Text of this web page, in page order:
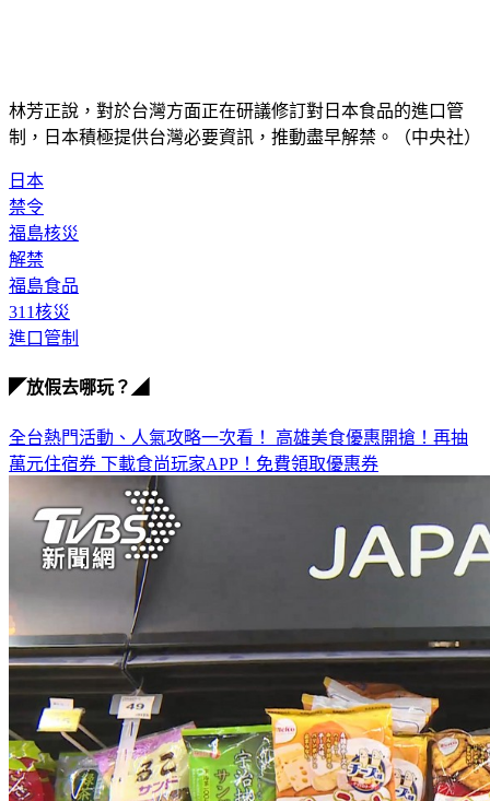
林芳正說，對於台灣方面正在研議修訂對日本食品的進口管
制，日本積極提供台灣必要資訊，推動盡早解禁。（中央社）
日本
禁令
福島核災
解禁
福島食品
311核災
進口管制
◤放假去哪玩？◢
全台熱門活動、人氣攻略一次看！ 高雄美食優惠開搶！再抽
萬元住宿券 下載食尚玩家APP！免費領取優惠券